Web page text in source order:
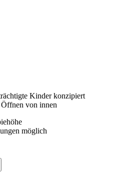
Kinder konzipiert
von innen
möglich